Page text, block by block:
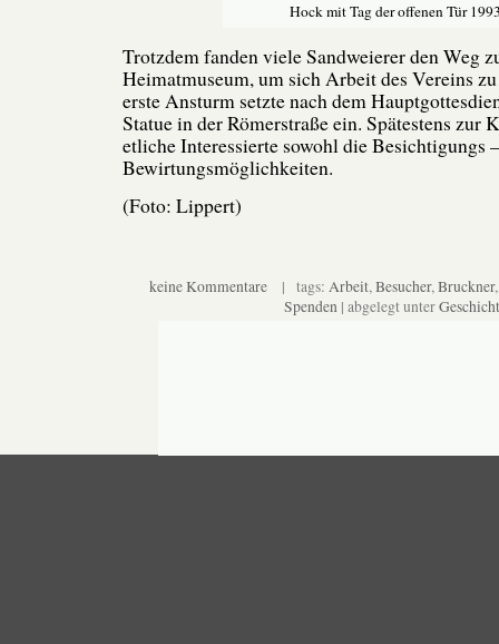
Hock mit Tag der offenen Tür
Trotzdem fanden viele Sandweierer den Weg
Heimatmuseum, um sich Arbeit des Vereins
erste Ansturm setzte nach dem
Statue in der Römerstraße ein. Spätestens zur
etliche Interessierte sowohl die Besichtigungs
Bewirtungsmöglichkeiten.
(Foto: Lippert)
keine Kommentare| tags: Arbeit,Besucher,Bruckner
Spenden | abgelegt unter